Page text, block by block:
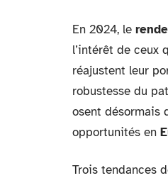
En 2024, le
l’intérêt de ceux
réajustent leur
robustesse du
osent désormais
opportunités en
Trois tendances